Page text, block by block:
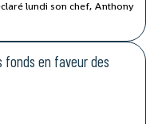
lundi son chef, Anthony
fonds en faveur des